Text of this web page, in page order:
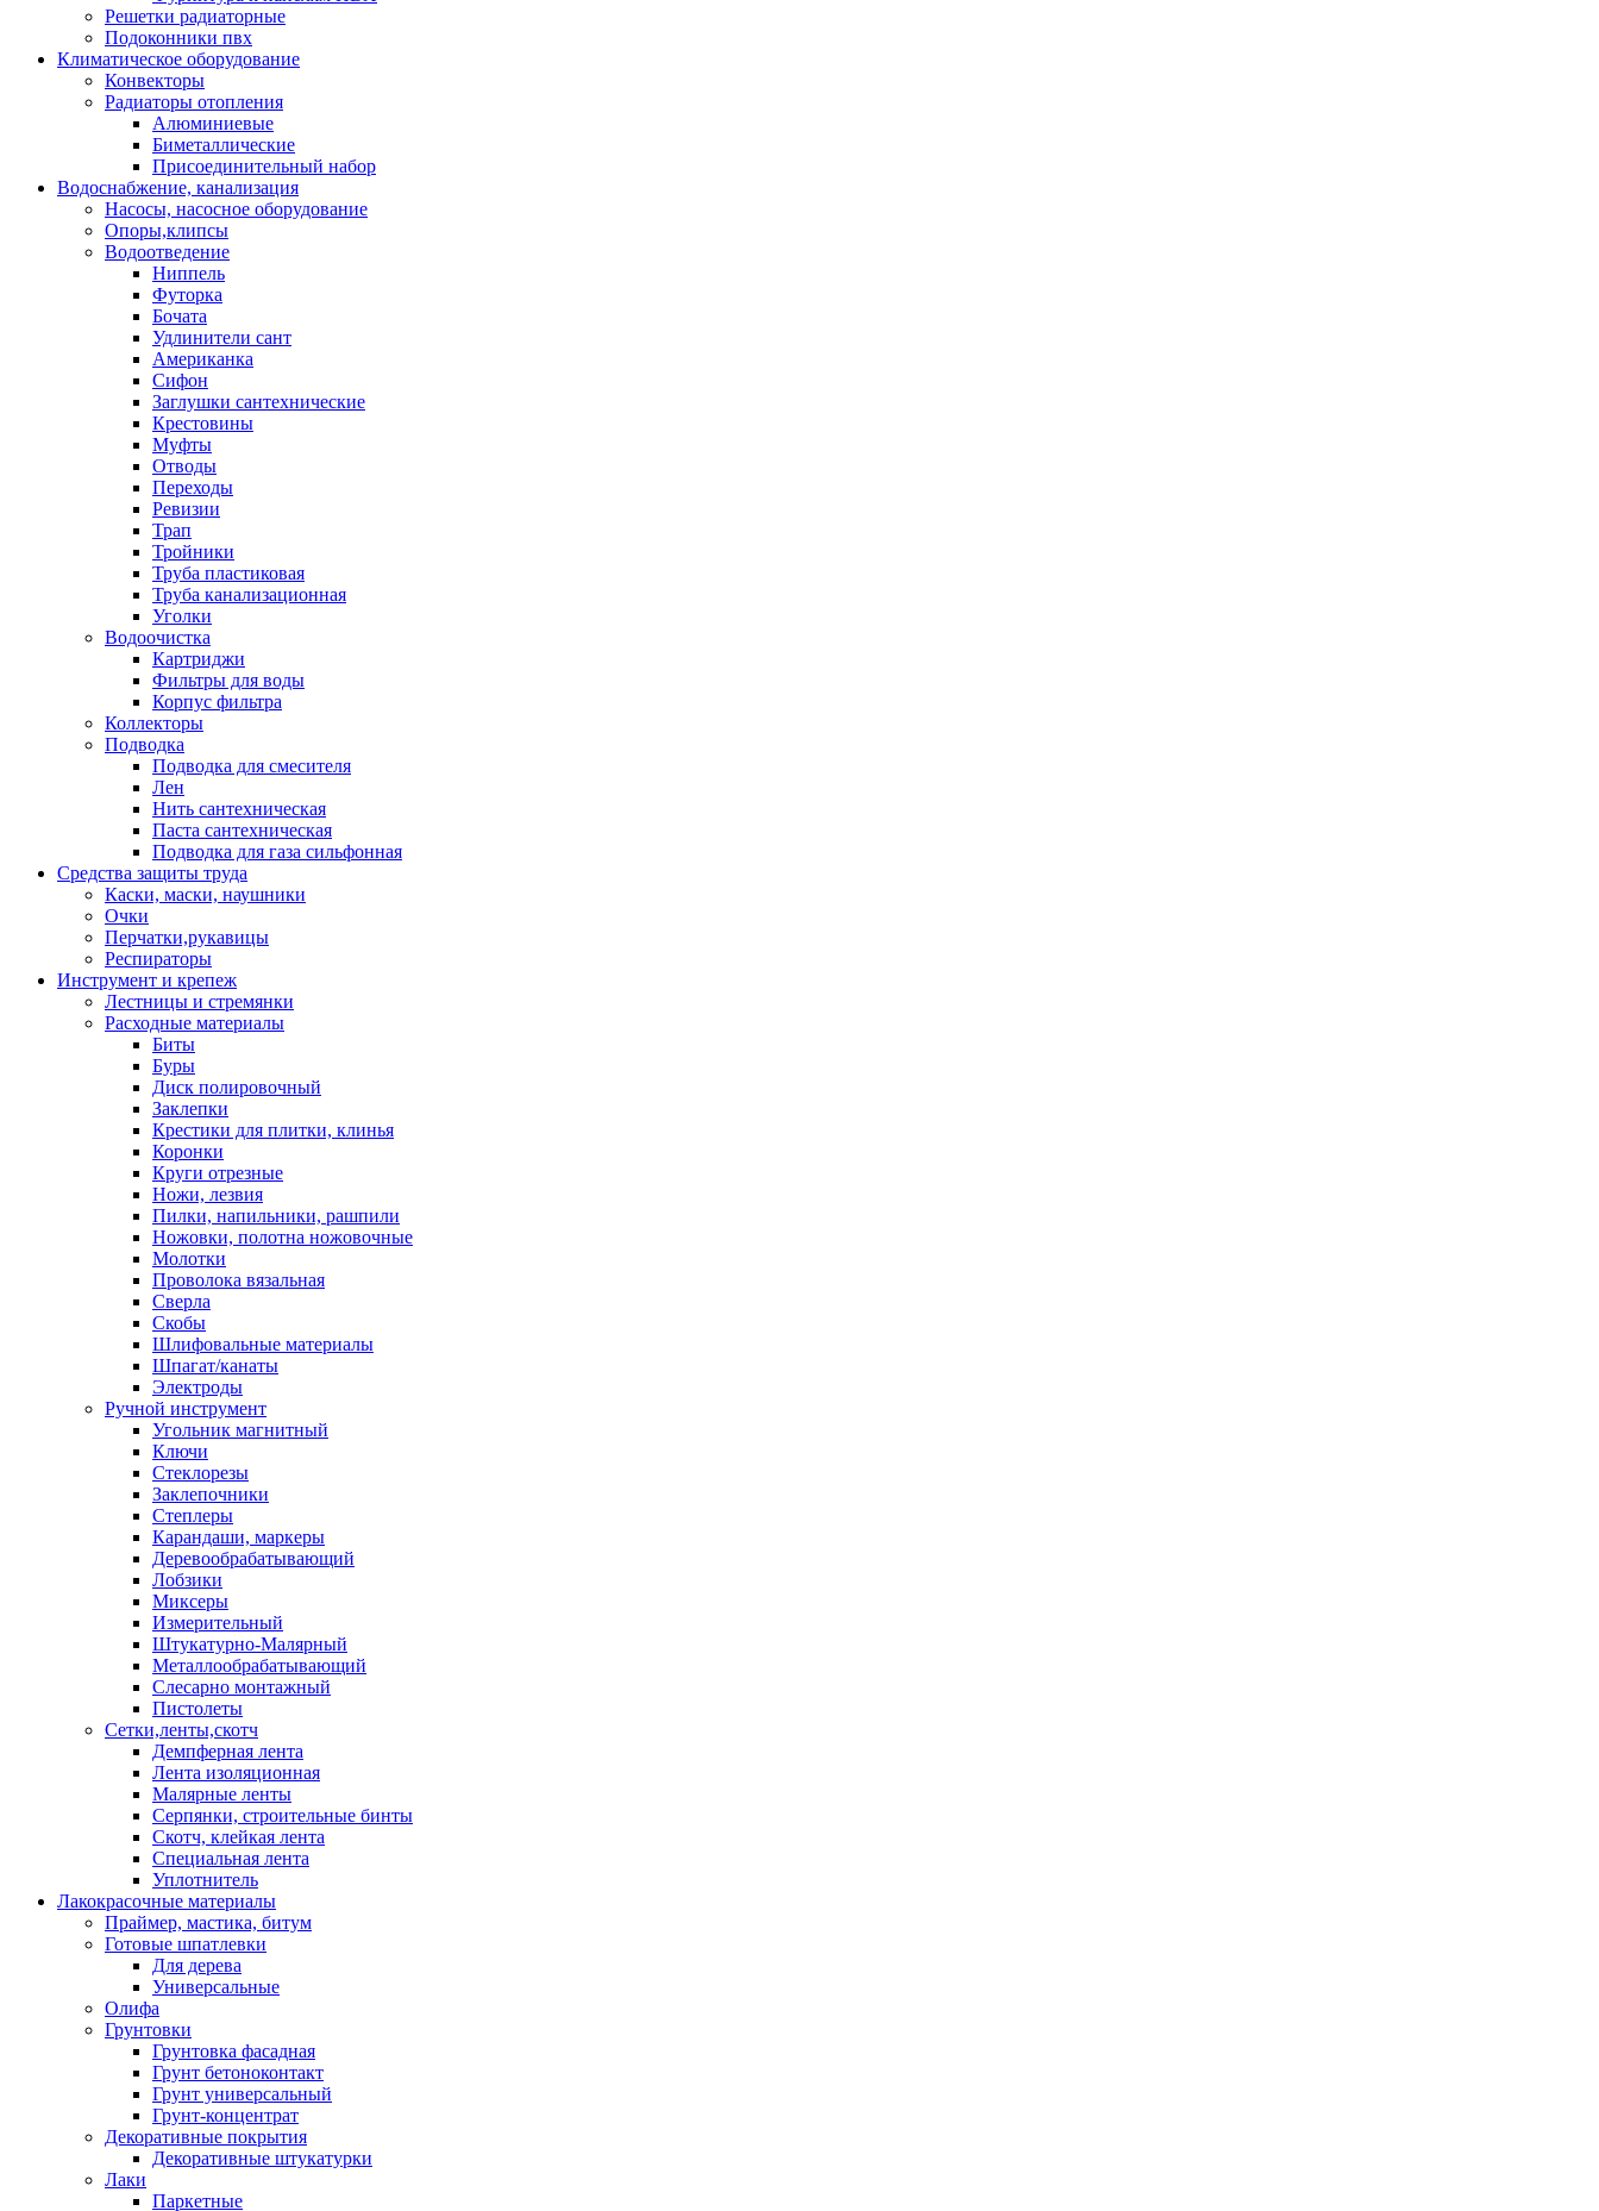
Решетки радиаторные
Подоконники пвх
Климатическое оборудование
Конвекторы
Радиаторы отопления
Алюминиевые
Биметаллические
Присоединительный набор
Водоснабжение, канализация
Насосы, насосное оборудование
Опоры,клипсы
Водоотведение
Ниппель
Футорка
Бочата
Удлинители сант
Американка
Сифон
Заглушки сантехнические
Крестовины
Муфты
Отводы
Переходы
Ревизии
Трап
Тройники
Труба пластиковая
Труба канализационная
Уголки
Водоочистка
Картриджи
Фильтры для воды
Корпус фильтра
Коллекторы
Подводка
Подводка для смесителя
Лен
Нить сантехническая
Паста сантехническая
Подводка для газа сильфонная
Средства защиты труда
Каски, маски, наушники
Очки
Перчатки,рукавицы
Респираторы
Инструмент и крепеж
Лестницы и стремянки
Расходные материалы
Биты
Буры
Диск полировочный
Заклепки
Крестики для плитки, клинья
Коронки
Круги отрезные
Ножи, лезвия
Пилки, напильники, рашпили
Ножовки, полотна ножовочные
Молотки
Проволока вязальная
Сверла
Скобы
Шлифовальные материалы
Шпагат/канаты
Электроды
Ручной инструмент
Угольник магнитный
Ключи
Стеклорезы
Заклепочники
Степлеры
Карандаши, маркеры
Деревообрабатывающий
Лобзики
Миксеры
Измерительный
Штукатурно-Малярный
Металлообрабатывающий
Слесарно монтажный
Пистолеты
Сетки,ленты,скотч
Демпферная лента
Лента изоляционная
Малярные ленты
Серпянки, строительные бинты
Скотч, клейкая лента
Специальная лента
Уплотнитель
Лакокрасочные материалы
Праймер, мастика, битум
Готовые шпатлевки
Для дерева
Универсальные
Олифа
Грунтовки
Грунтовка фасадная
Грунт бетоноконтакт
Грунт универсальный
Грунт-концентрат
Декоративные покрытия
Декоративные штукатурки
Лаки
Паркетные